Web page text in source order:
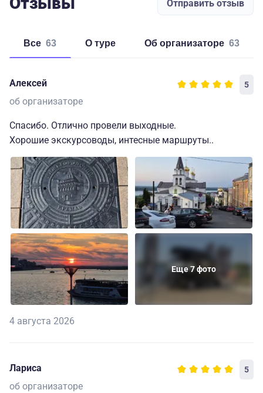
Отправить отзыв
Все 63 о туре об организаторе 63
Алексей 5
об организаторе
Спасибо. Отлично провели выходные.
Хорошие экскурсоводы, интесные маршруты..
Еще 7 фото
4 августа 2026
Лариса 5
об организаторе